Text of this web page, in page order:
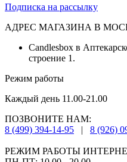
Подписка на рассылку
АДРЕС МАГАЗИНА В
Candlesbox в
строение 1.
Режим работы
Каждый день 11.00-21.00
ПОЗВОНИТЕ НАМ:
8 (499) 394-14-95
| 8 (926)
РЕЖИМ РАБОТЫ